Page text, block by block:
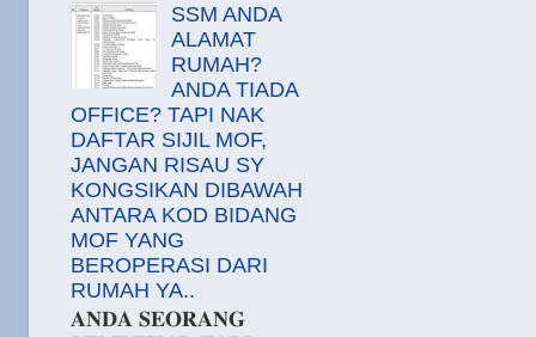
SSM ANDA
ALAMAT
RUMAH?
ANDA TIADA
OFFICE? TAPI NAK
DAFTAR SIJIL MOF,
JANGAN RISAU SY
KONGSIKAN DIBAWAH
ANTARA KOD BIDANG
MOF YANG
BEROPERASI DARI
RUMAH YA..
𝐀𝐍𝐃𝐀 𝐒𝐄𝐎𝐑𝐀𝐍𝐆